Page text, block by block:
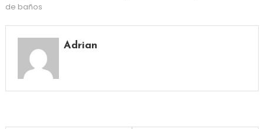
de baños
Adrian